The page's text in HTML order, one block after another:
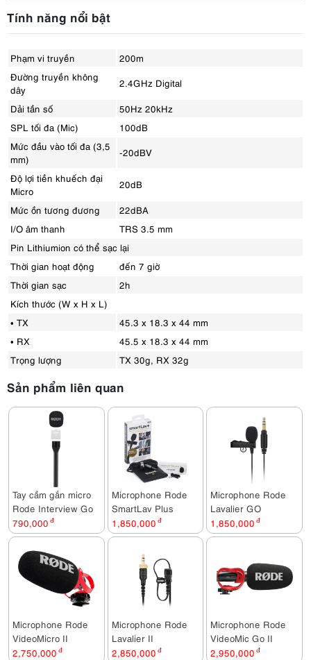
Tính năng nổi bật
Phạm vi truyền
200m
Đường truyền không
dây
2.4GHz Digital
Dải tần số
50Hz 20kHz
SPL tối đa (Mic)
100dB
Mức đầu vào tối đa (3,5
mm)
-20dBV
Độ lợi tiền khuếch đại
Micro
20dB
Mức ồn tương đương
22dBA
I/O âm thanh
TRS 3.5 mm
Pin Lithiumion có thể sạc lại
Thời gian hoạt động
đến 7 giờ
Thời gian sạc
2h
Kích thước (W x H x L)
• TX
45.3 x 18.3 x 44 mm
• RX
45.5 x 18.3 x 44 mm
Trọng lượng
TX 30g, RX 32g
Sản phẩm liên quan
Tay cầm gắn micro
Rode Interview Go
790,000 đ
Microphone Rode
SmartLav Plus
1,850,000 đ
Microphone Rode
Lavalier GO
1,850,000 đ
Microphone Rode
VideoMicro II
2,750,000 đ
Microphone Rode
Lavalier II
2,850,000 đ
Microphone Rode
VideoMic Go II
2,950,000 đ